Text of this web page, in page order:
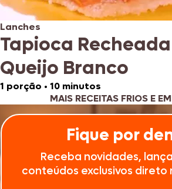
Lanches
Tapioca
Queijo Branco
1 porção • 10 minutos
MAIS RECEITAS FRIOS E
Fique por
Receba novidades,
conteúdos exclusivos direto